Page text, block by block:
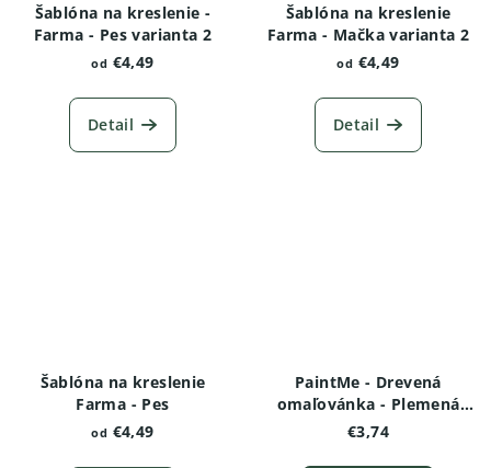
Šablóna na kreslenie -
Farma - Pes varianta 2
od €4,49
Detail
Šablóna na kreslenie
Farma - Mačka varianta 2
od €4,49
Detail
Šablóna na kreslenie
Farma - Pes
od €4,49
PaintMe - Drevená
omaľovánka - Plemená
psov -Nemecký ovčiak
€3,74